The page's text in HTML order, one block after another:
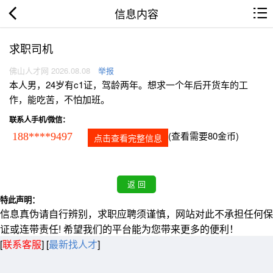
信息内容
求职司机
佛山人才网 2026.08.08 举报
本人男，24岁有c1证，驾龄两年。想求一个年后开货车的工
作，能吃苦，不怕加班。
联系人手机/微信：
188****9497 点击查看完整信息 (查看需要80金币)
特此声明：
信息真伪请自行辨别，求职应聘须谨慎，网站对此不承担任何保
证或连带责任! 希望我们的平台能为您带来更多的便利！
[联系客服] [最新找人才]